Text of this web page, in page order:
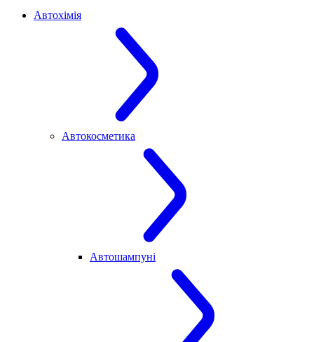
Автохімія
Автокосметика
Автошампуні